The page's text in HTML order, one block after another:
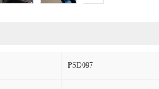
PSD097